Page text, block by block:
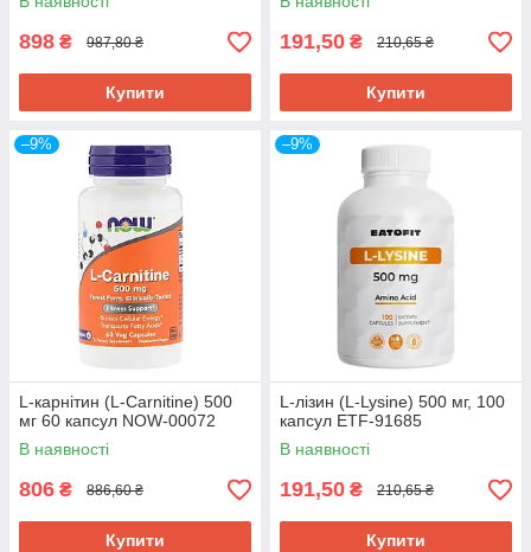
898 ₴ 987,80 ₴
Купити
191,50 ₴ 210,65 ₴
Купити
–9%
L-карнітин (L-Carnitine) 500
мг 60 капсул NOW-00072
В наявності
806 ₴ 886,60 ₴
Купити
–9%
L-лізин (L-Lysine) 500 мг, 100
капсул ETF-91685
В наявності
191,50 ₴ 210,65 ₴
Купити